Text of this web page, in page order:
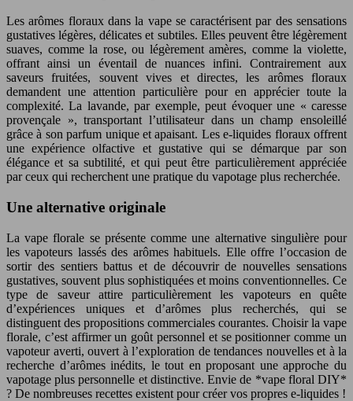
Les arômes floraux dans la vape se caractérisent par des sensations
gustatives légères, délicates et subtiles. Elles peuvent être légèrement
suaves, comme la rose, ou légèrement amères, comme la violette,
offrant ainsi un éventail de nuances infini. Contrairement aux
saveurs fruitées, souvent vives et directes, les arômes floraux
demandent une attention particulière pour en apprécier toute la
complexité. La lavande, par exemple, peut évoquer une « caresse
provençale », transportant l’utilisateur dans un champ ensoleillé
grâce à son parfum unique et apaisant. Les e-liquides floraux offrent
une expérience olfactive et gustative qui se démarque par son
élégance et sa subtilité, et qui peut être particulièrement appréciée
par ceux qui recherchent une pratique du vapotage plus recherchée.
Une alternative originale
La vape florale se présente comme une alternative singulière pour
les vapoteurs lassés des arômes habituels. Elle offre l’occasion de
sortir des sentiers battus et de découvrir de nouvelles sensations
gustatives, souvent plus sophistiquées et moins conventionnelles. Ce
type de saveur attire particulièrement les vapoteurs en quête
d’expériences uniques et d’arômes plus recherchés, qui se
distinguent des propositions commerciales courantes. Choisir la vape
florale, c’est affirmer un goût personnel et se positionner comme un
vapoteur averti, ouvert à l’exploration de tendances nouvelles et à la
recherche d’arômes inédits, le tout en proposant une approche du
vapotage plus personnelle et distinctive. Envie de *vape floral DIY*
? De nombreuses recettes existent pour créer vos propres e-liquides !